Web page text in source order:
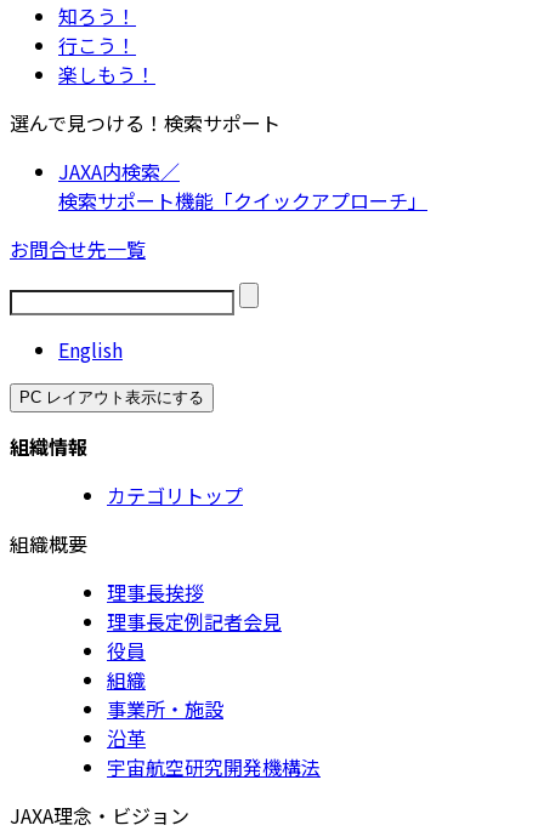
知ろう！
行こう！
楽しもう！
選んで見つける！検索サポート
JAXA内検索／
検索サポート機能「クイックアプローチ」
お問合せ先一覧
English
PC レイアウト表示にする
組織情報
カテゴリトップ
組織概要
理事長挨拶
理事長定例記者会見
役員
組織
事業所・施設
沿革
宇宙航空研究開発機構法
JAXA理念・ビジョン